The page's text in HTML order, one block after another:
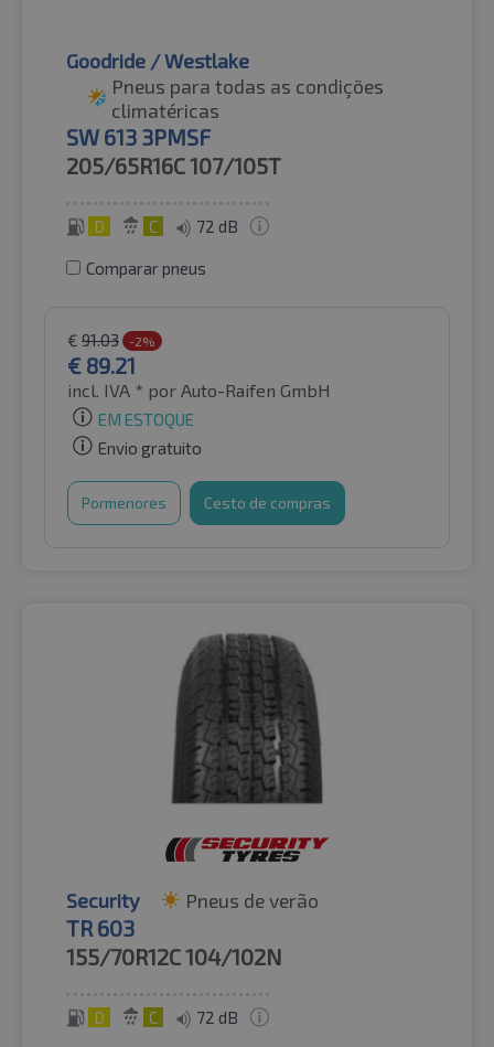
Goodride / Westlake
Pneus para todas as condições
climatéricas
SW 613 3PMSF
205/65R16C107/105T
D C 72 dB
Comparar pneus
€ 91.03 -2%
€ 89.21
incl. IVA * por Auto-Raifen GmbH
EM ESTOQUE
Envio gratuito
Pormenores Cesto de compras
Security Pneus de verão
TR 603
155/70R12C104/102N
D C 72 dB